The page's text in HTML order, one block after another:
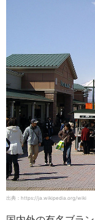
出典：https://ja.wikipedia.org/wiki